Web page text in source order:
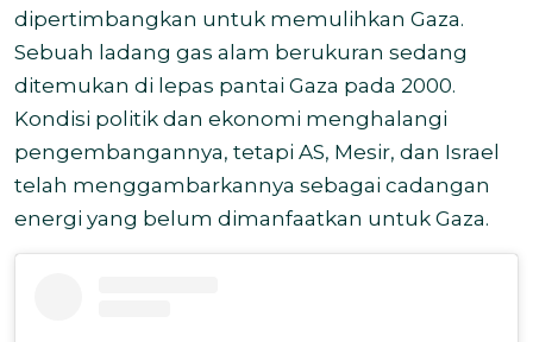
dipertimbangkan untuk memulihkan Gaza.
Sebuah ladang gas alam berukuran sedang
ditemukan di lepas pantai Gaza pada 2000.
Kondisi politik dan ekonomi menghalangi
pengembangannya, tetapi AS, Mesir, dan Israel
telah menggambarkannya sebagai cadangan
energi yang belum dimanfaatkan untuk Gaza.